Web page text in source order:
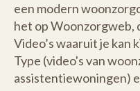
een modern
het op Woonzorgweb,
Video’s waaruit je kan
Type (video's van
assistentiewoningen)